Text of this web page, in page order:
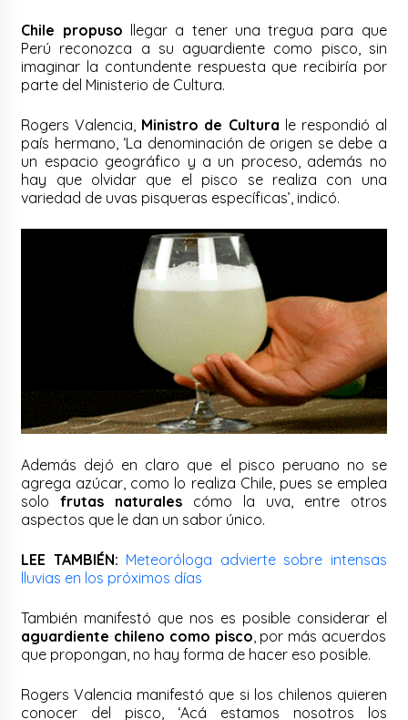
Chile propuso llegar a tener una tregua para que
Perú reconozca a su aguardiente como pisco, sin
imaginar la contundente respuesta que recibiría por
parte del Ministerio de Cultura.
Rogers Valencia, Ministro de Cultura le respondió al
país hermano, ‘La denominación de origen se debe a
un espacio geográfico y a un proceso, además no
hay que olvidar que el pisco se realiza con una
variedad de uvas pisqueras específicas’, indicó.
Además dejó en claro que el pisco peruano no se
agrega azúcar, como lo realiza Chile, pues se emplea
solofrutas naturales cómo la uva, entre otros
aspectos que le dan un sabor único.
LEE TAMBIÉN: Meteoróloga advierte sobre intensas
lluvias en los próximos días
También manifestó que nos es posible considerar el
aguardiente chileno como pisco, por más acuerdos
que propongan, no hay forma de hacer eso posible.
Rogers Valencia manifestó que si los chilenos quieren
conocer del pisco, ‘Acá estamos nosotros los